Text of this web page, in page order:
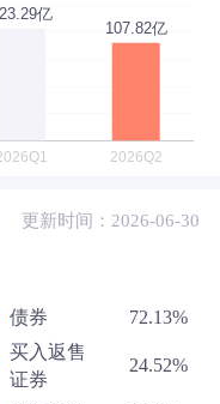
更新时间：2026-06-30
债券
72.13%
买入返售
证券
24.52%